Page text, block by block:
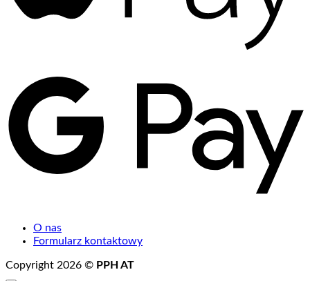
O nas
Formularz kontaktowy
Copyright 2026 © PPH AT